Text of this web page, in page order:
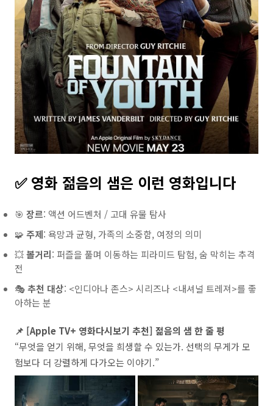
✅ 영화 젊음의 샘은 이런 영화입니다
🎯 장르: 액션 어드벤처 / 고대 유물 탐사
🧩 주제: 욕망과 균형, 가족의 소중함, 여정의 의미
💥볼거리: 퍼즐을 풀며 이동하는 피라미드 탐험, 숨 막히는 추격
전
🎭추천 대상: <인디아나 존스> 시리즈나 <내셔널 트레져>를 좋
아하는 분
📌 [Apple TV+ 영화다시보기 추천] 젊음의 샘 한 줄 평
“무엇을 얻기 위해, 무엇을 희생할 수 있는가. 선택의 무게가 모
험보다 더 강렬하게 다가오는 이야기.”